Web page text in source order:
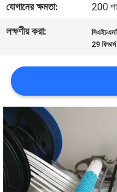
সাথে
যোগাযোগ
খবর
SHOPPING
ON
LINE
যোগানের ক্ষমতা:
200
লক্ষণীয় করা:
29 ফিডার্স